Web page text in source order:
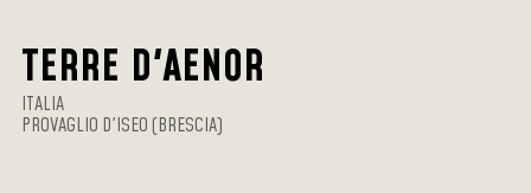
TERRE D'AENOR
ITALIA
PROVAGLIO D'ISEO (BRESCIA)